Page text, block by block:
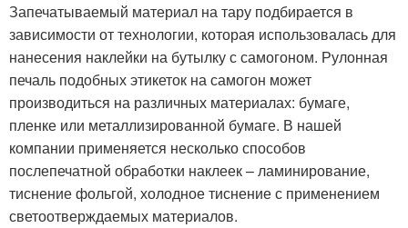
Запечатываемый материал на тару подбирается в
зависимости от технологии, которая использовалась для
нанесения наклейки на бутылку с самогоном. Рулонная
печаль подобных этикеток на самогон может
производиться на различных материалах: бумаге,
пленке или металлизированной бумаге. В нашей
компании применяется несколько способов
послепечатной обработки наклеек – ламинирование,
тиснение фольгой, холодное тиснение с применением
светоотверждаемых материалов.